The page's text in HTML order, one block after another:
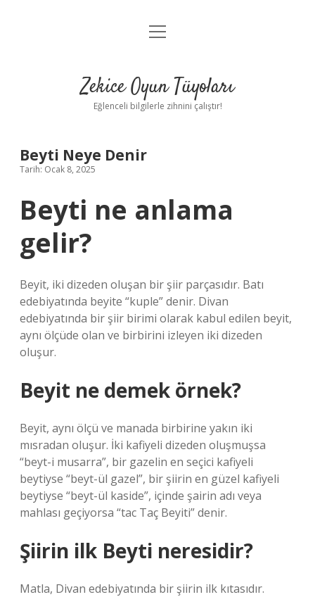
Anasayfa
Yasal Uyarı
menüyü
Zekice Oyun Tüyoları
Eğlenceli bilgilerle zihnini çalıştır!
Beyti Neye Denir
Tarih: Ocak 8, 2025
Beyti ne anlama
gelir?
Beyit, iki dizeden oluşan bir şiir parçasıdır. Batı
edebiyatında beyite “kuple” denir. Divan
edebiyatında bir şiir birimi olarak kabul edilen beyit,
aynı ölçüde olan ve birbirini izleyen iki dizeden
oluşur.
Beyit ne demek örnek?
Beyit, aynı ölçü ve manada birbirine yakın iki
mısradan oluşur. İki kafiyeli dizeden oluşmuşsa
“beyt-i musarra”, bir gazelin en seçici kafiyeli
beytiyse “beyt-ül gazel”, bir şiirin en güzel kafiyeli
beytiyse “beyt-ül kaside”, içinde şairin adı veya
mahlası geçiyorsa “tac Taç Beyiti” denir.
Şiirin ilk Beyti neresidir?
Matla, Divan edebiyatında bir şiirin ilk kıtasıdır.